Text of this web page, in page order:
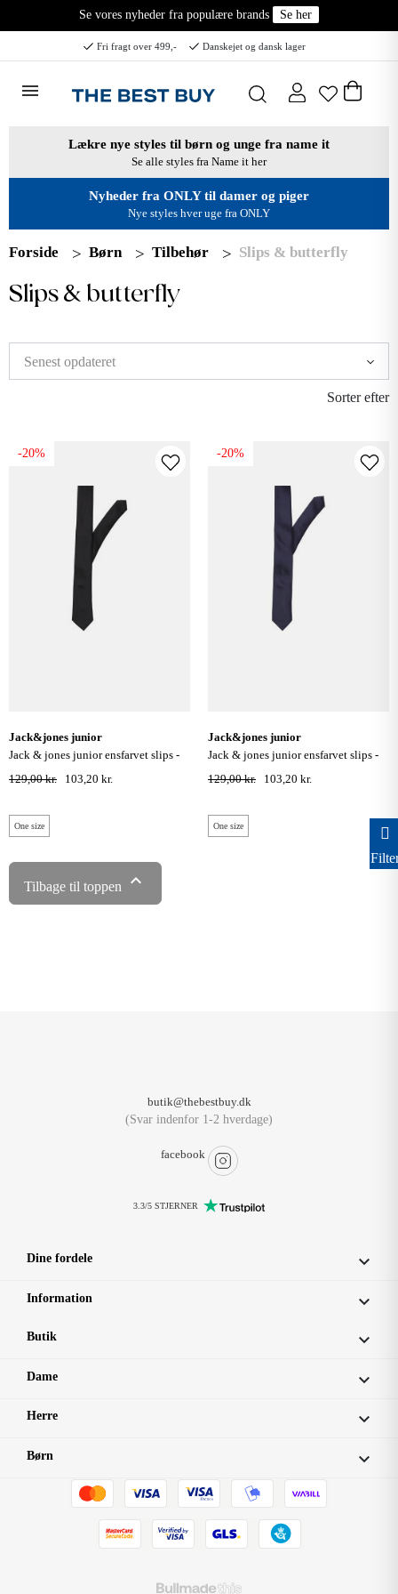
Se vores nyheder fra populære brands Se her
Fri fragt over 499,- Danskejet og dansk lager
Lækre nye styles til børn og unge fra name it
Se alle styles fra Name it her
Nyheder fra ONLY til damer og piger
Nye styles hver uge fra ONLY
Forside Børn Tilbehør Slips & butterfly
Slips & butterfly
Sorter efter
-20%
jack&jones junior
jack & jones junior ensfarvet slips -
sort
129,00 kr. 103,20 kr.
One size
-20%
jack&jones junior
jack & jones junior ensfarvet slips -
navy blazer
129,00 kr. 103,20 kr.
One size
Tilbage til toppen 
butik@thebestbuy.dk
(Svar indenfor 1-2 hverdage)
facebook
3.3/5 STJERNER
Dine fordele 
Information 
Butik 
Dame 
Herre 
Børn 